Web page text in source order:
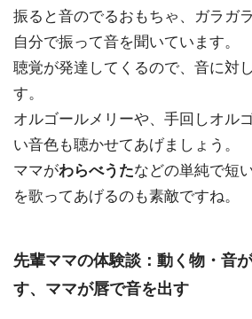
振ると音のでるおもちゃ、ガラガ
自分で振って音を聞いています。
聴覚が発達 してくるので、音に対
す。
オルゴールメリーや、手回しオル
い音色も聴かせてあげましょう。
ママがわらべうたなどの単純で短
を歌ってあげるのも素敵ですね。
先輩ママの体験談：動く物・音
す、ママが唇で音を出す